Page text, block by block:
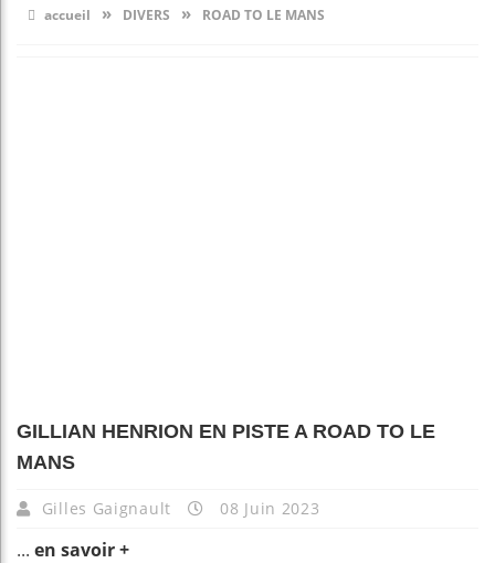
accueil » DIVERS » ROAD TO LE MANS
GILLIAN HENRION EN PISTE A ROAD TO LE
MANS
Gilles Gaignault 08 Juin 2023
... en savoir +